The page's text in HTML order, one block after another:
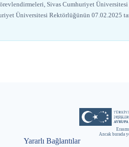
Sivas Cumhuriyet Üniversitesi
Üniversitesi Rektörlüğünün 07.02.2025
Ancak burada
Yararlı Bağlantılar